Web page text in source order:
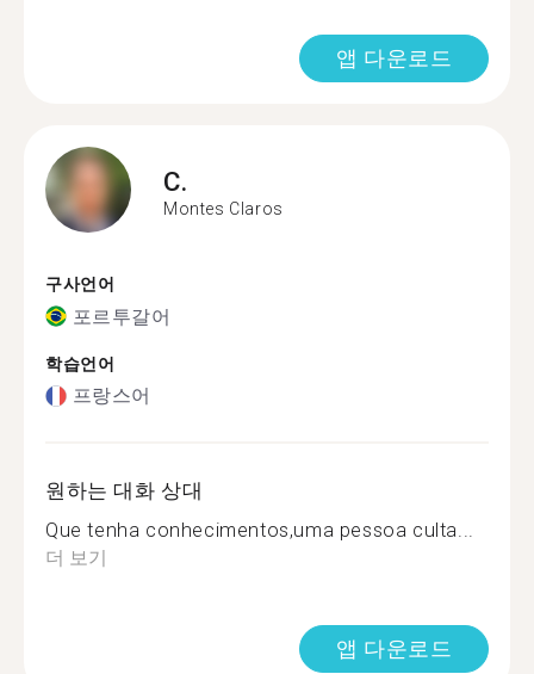
앱 다운로드
C.
Montes Claros
구사언어
포르투갈어
학습언어
프랑스어
원하는 대화 상대
Que tenha conhecimentos,uma pessoa culta...
더 보기
앱 다운로드